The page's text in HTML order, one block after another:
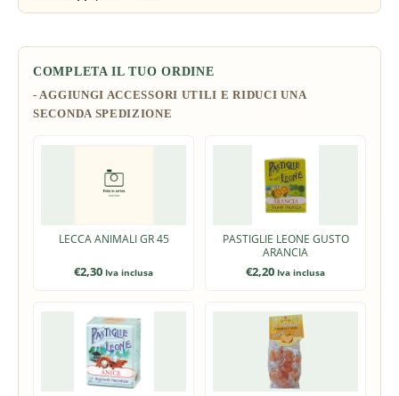
COMPLETA IL TUO ORDINE
LECCA ANIMALI GR 45
€2,30 Iva inclusa
PASTIGLIE LEONE GUSTO
ARANCIA
€2,20 Iva inclusa